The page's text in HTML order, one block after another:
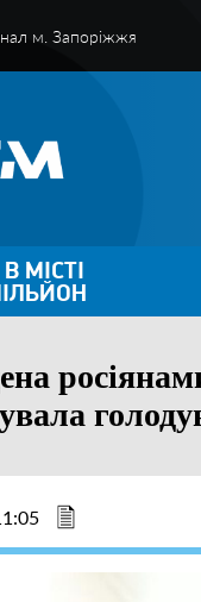
м. Запоріжжя
МІСТІ